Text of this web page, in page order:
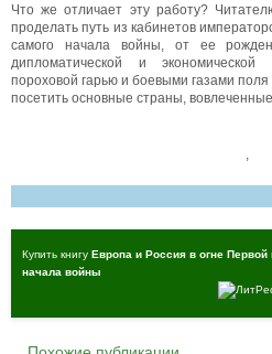
Что же отличает эту работу?
проделать путь из кабинетов
самого начала войны, от ее
дипломатической и экономической
пороховой гарью и боевыми газами
посетить основные страны,
,
Купить книгу Европа и Россия в огне
начала войны